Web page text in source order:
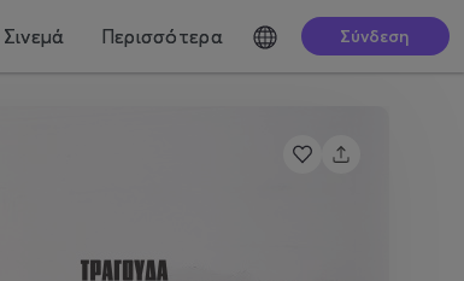
Σινεμά Περισσότερα Σύνδεση